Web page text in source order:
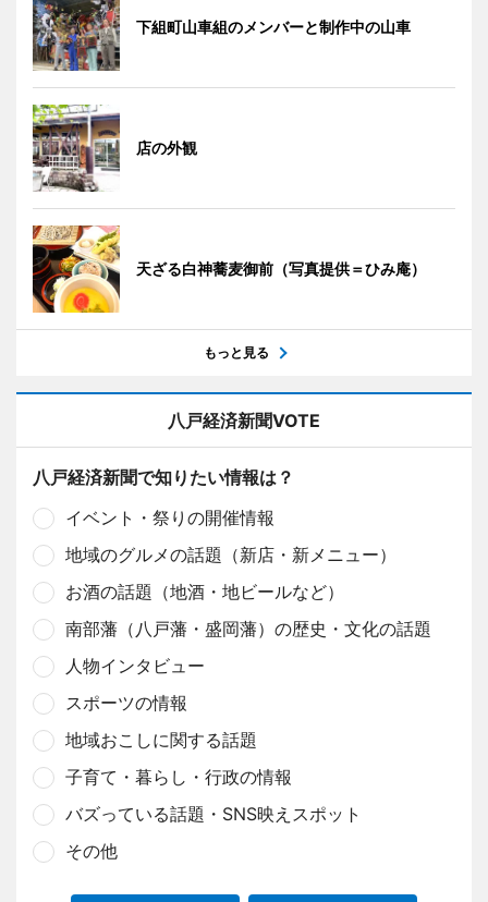
下組町山車組のメンバーと制作中の山車
店の外観
天ざる白神蕎麦御前（写真提供＝ひみ庵）
もっと見る
八戸経済新聞VOTE
八戸経済新聞で知りたい情報は？
イベント・祭りの開催情報
地域のグルメの話題（新店・新メニュー）
お酒の話題（地酒・地ビールなど）
南部藩（八戸藩・盛岡藩）の歴史・文化の話題
人物インタビュー
スポーツの情報
地域おこしに関する話題
子育て・暮らし・行政の情報
バズっている話題・SNS映えスポット
その他